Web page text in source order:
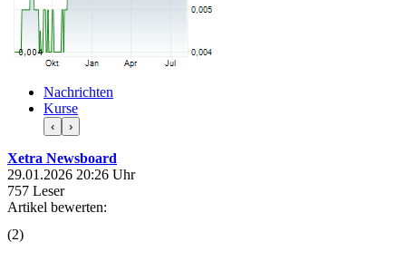
Nachrichten
Kurse
‹ ›
Xetra Newsboard
29.01.2026 20:26 Uhr
757 Leser
Artikel bewerten:
(2)